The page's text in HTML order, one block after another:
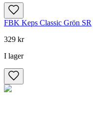
FBK Keps Classic Grön SR
329 kr
I lager